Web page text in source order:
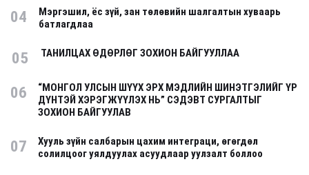
04
Мэргэшил, ёс зүй, зан төлөвийн шалгалтын хуваарь
батлагдлаа
05 ТАНИЛЦАХ ӨДӨРЛӨГ ЗОХИОН БАЙГУУЛЛАА
06
“МОНГОЛ УЛСЫН ШҮҮХ ЭРХ МЭДЛИЙН ШИНЭТГЭЛИЙГ ҮР
ДҮНТЭЙ ХЭРЭГЖҮҮЛЭХ НЬ” СЭДЭВТ СУРГАЛТЫГ
ЗОХИОН БАЙГУУЛАВ
07
Хууль зүйн салбарын цахим интеграци, өгөгдөл
солилцоог уялдуулах асуудлаар уулзалт боллоо